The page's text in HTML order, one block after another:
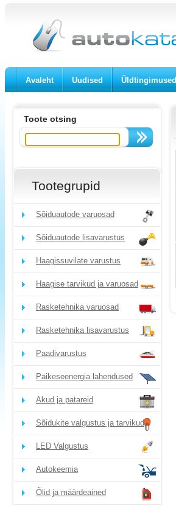
Avaleht Uudised Üldtingimused
Toote otsing
Tootegrupid
Sõiduautode varuosad
Sõiduautode lisavarustus
Haagissuvilate varustus
Haagise tarvikud ja varuosad
Rasketehnika varuosad
Rasketehnika lisavarustus
Paadivarustus
Päikeseenergia lahendused
Akud ja patareid
Sõidukite valgustus ja tarvikud
LED Valgustus
Autokeemia
Õlid ja määrdeained